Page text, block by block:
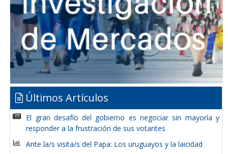
Últimos Artículos
El gran desafío del gobierno es negociar sin mayoría y
responder a la frustración de sus votantes
Ante la/s visita/s del Papa: Los uruguayos y la laicidad